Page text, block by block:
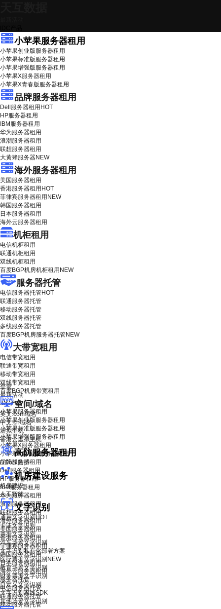
小苹果服务器租用
小苹果创业版服务器租用
小苹果标准版服务器租用
小苹果增强版服务器租用
小苹果X服务器租用
小苹果X青春版服务器租用
品牌服务器租用
Dell服务器租用 HOT
HP服务器租用
IBM服务器租用
华为服务器租用
浪潮服务器租用
联想服务器租用
大黄蜂服务器NEW
海外服务器租用
美国服务器租用
香港服务器租用 HOT
菲律宾服务器租用 NEW
韩国服务器租用
日本服务器租用
海外云服务器租用
机柜租用
电信机柜租用
联通机柜租用
双线机柜租用
百度BGP机房机柜租用 NEW
服务器托管
电信服务器托管HOT
联通服务器托管
移动服务器托管
双线服务器托管
多线服务器托管
百度BGP机房服务器托管NEW
大带宽租用
电信带宽租用
联通带宽租用
移动带宽租用
双线带宽租用
百度BGP机房带宽租用
空间/域名
英文.com域名
中文.cn域名
虚拟主机
香港云虚拟主机
高防服务器租用
DDoS 防护
机房建设服务
机房建设
人工智能
文字识别
通用文字识别 HOT
卡证文字识别
票据文字识别
汽车场景文字识别
文字识别私有化部署方案
医疗票据文字识别 NEW
教育场景文字识别
财务票据文字识别
自定义文字识别
文字识别离线SDK
其他场景文字识别
登录
最新活动
IDC产品
小苹果服务器租用
小苹果创业版服务器租用
小苹果标准版服务器租用
小苹果增强版服务器租用
小苹果X服务器租用
小苹果X青春版服务器租用
品牌服务器租用
Dell服务器租用
HP服务器租用
IBM服务器租用
华为服务器租用
浪潮服务器租用
联想服务器租用
海外服务器租用
美国服务器租用
香港服务器租用
菲律宾服务器租用
韩国服务器租用
日本服务器租用
海外云服务器租用
服务器托管
电信服务器托管
联通服务器托管
移动服务器托管